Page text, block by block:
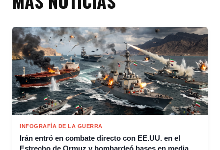
INFOGRAFÍA DE LA GUERRA
Irán entró en combate directo con EE.UU. en el